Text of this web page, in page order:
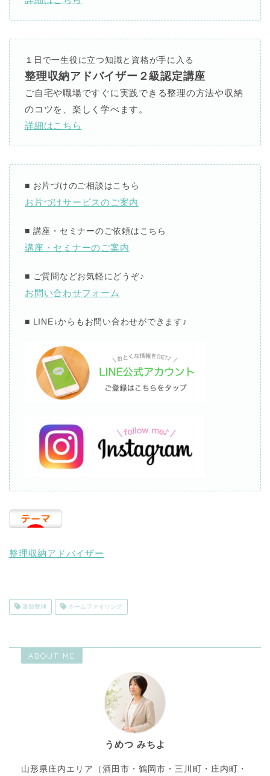
１日で一生役に立つ知識と資格が手に入る
整理収納アドバイザー２級認定講座
ご自宅や職場ですぐに実践できる整理の方法や収納
のコツを、楽しく学べます。
詳細はこちら
■ お片づけのご相談はこちら
お片づけサービスのご案内
■ 講座・セミナーのご依頼はこちら
講座・セミナーのご案内
■ ご質問などお気軽にどうぞ♪
お問い合わせフォーム
■ LINE↓からもお問い合わせができます♪
整理収納アドバイザー
書類整理 ホームファイリング
ABOUT ME
うめつ みちよ
山形県庄内エリア（酒田市・鶴岡市・三川町・庄内町・